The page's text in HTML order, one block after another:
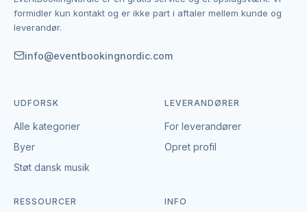
EventBookingNordic er en åben portal – vi tager
hverken gebyr eller provision, og du laver aftalen på
præcisere leverancen og indgå en aftale, der passer
formidler kun kontakt og er ikke part i aftaler mellem kunde og
leverandør.
info@eventbookingnordic.com
UDFORSK
Alle kategorier
Byer
Støt dansk musik
LEVERANDØRER
For leverandører
Opret profil
RESSOURCER INFO